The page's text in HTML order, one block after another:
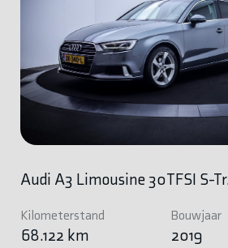
Audi A3 Limousine 30TFSI S-
Kilometerstand
68.122 km
Bouwjaar
2019